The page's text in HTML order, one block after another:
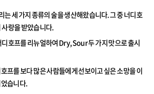
는 세 가지 종류의 술을 생산해왔습니다. 그 중 너디호
랑을 받았습니다.
호프를 리뉴얼하여 Dry, Sour 두 가지 맛으로 출시
프를 보다 많은 사람들에게 선보이고 싶은 소망을 이
습니다.